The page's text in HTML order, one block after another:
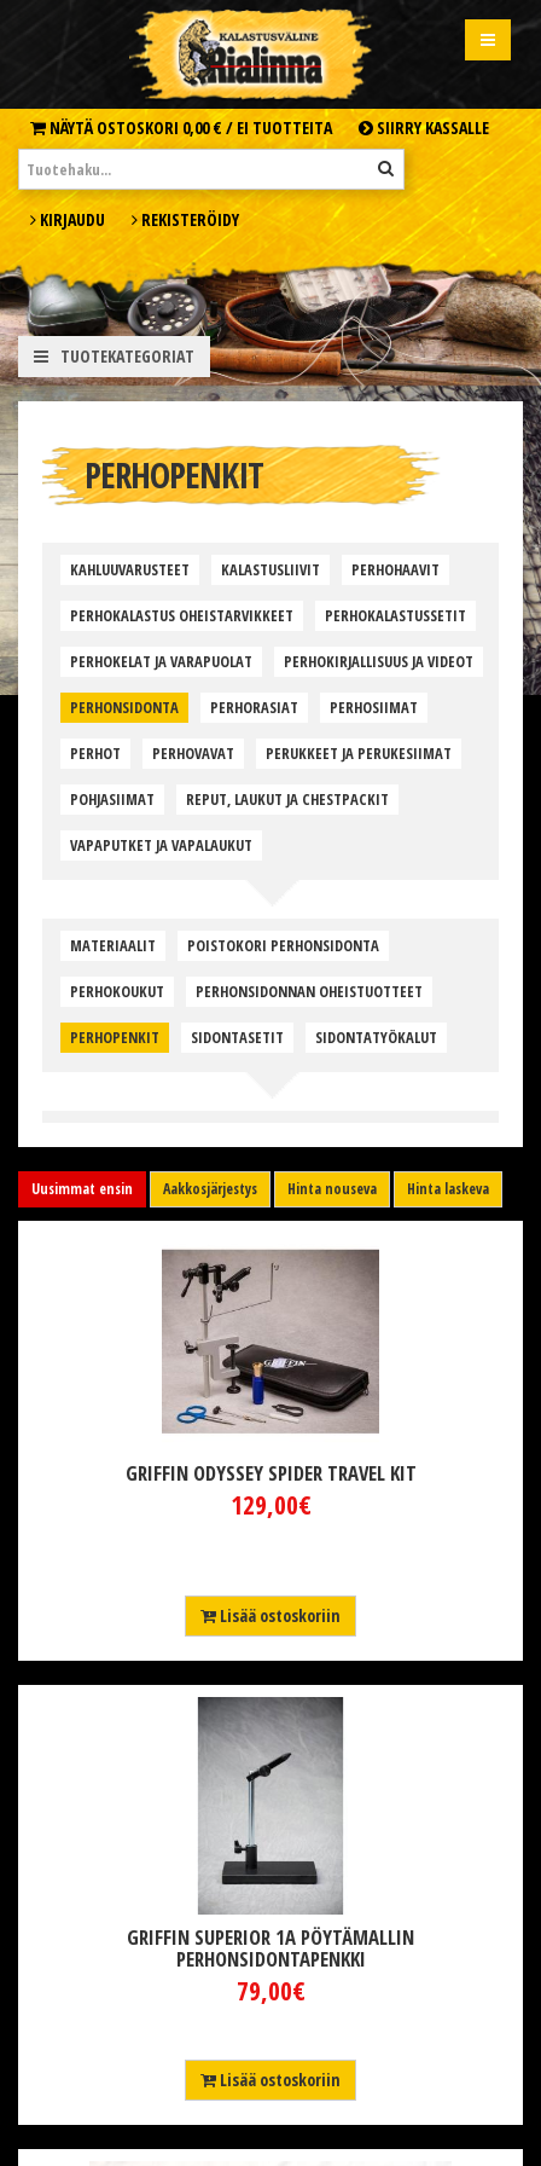
NÄYTÄ OSTOSKORI 0,00 € / EI TUOTTEITA SIIRRY KASSALLE
KIRJAUDU REKISTERÖIDY
TUOTEKATEGORIAT
PERHOPENKIT
KAHLUUVARUSTEET KALASTUSLIIVIT PERHOHAAVIT
PERHOKALASTUS OHEISTARVIKKEET PERHOKALASTUSSETIT
PERHOKELAT JA VARAPUOLAT PERHOKIRJALLISUUS JA VIDEOT
PERHONSIDONTA PERHORASIAT PERHOSIIMAT
PERHOT PERHOVAVAT PERUKKEET JA PERUKESIIMAT
POHJASIIMAT REPUT, LAUKUT JA CHESTPACKIT
VAPAPUTKET JA VAPALAUKUT
MATERIAALIT POISTOKORI PERHONSIDONTA
PERHOKOUKUT PERHONSIDONNAN OHEISTUOTTEET
PERHOPENKIT SIDONTASETIT SIDONTATYÖKALUT
Uusimmat ensin Aakkosjärjestys Hinta nouseva Hinta laskeva
GRIFFIN ODYSSEY SPIDER TRAVEL KIT
129,00€
Lisää ostoskoriin
GRIFFIN SUPERIOR 1A PÖYTÄMALLIN
PERHONSIDONTAPENKKI
79,00€
Lisää ostoskoriin